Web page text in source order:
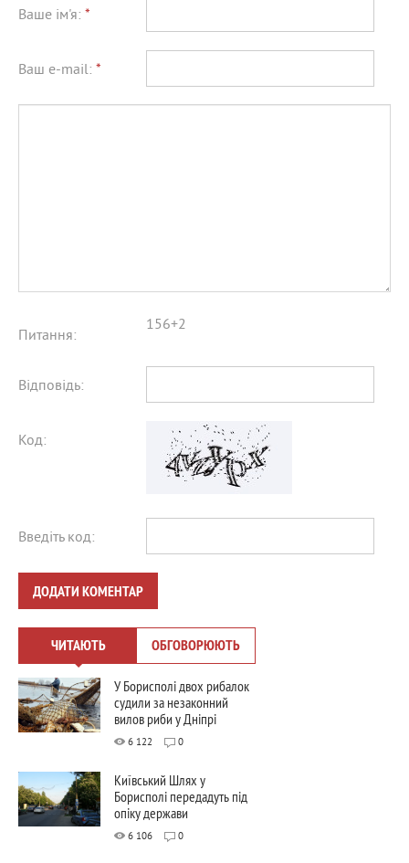
Ваше ім'я: *
Ваш e-mail: *
Питання:
156+2
Відповідь:
Код:
Введіть код:
ДОДАТИ КОМЕНТАР
ЧИТАЮТЬ ОБГОВОРЮЮТЬ
У Борисполі двох рибалок
судили за незаконний
вилов риби у Дніпрі
6 122 0
Київський Шлях у
Борисполі передадуть під
опіку держави
6 106 0